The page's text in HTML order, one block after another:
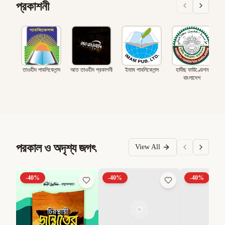
প্রকাশনী
তাওহীদ পাবলিকেশন্স আত তাওহীদ প্রকাশনী ইমাম পাবলিকেশন্স
হাদীছ ফাউণ্ডেশন
বাংলাদেশ
পরকাল ও অদৃশ্য জগৎ View All
-40% -40% -40%